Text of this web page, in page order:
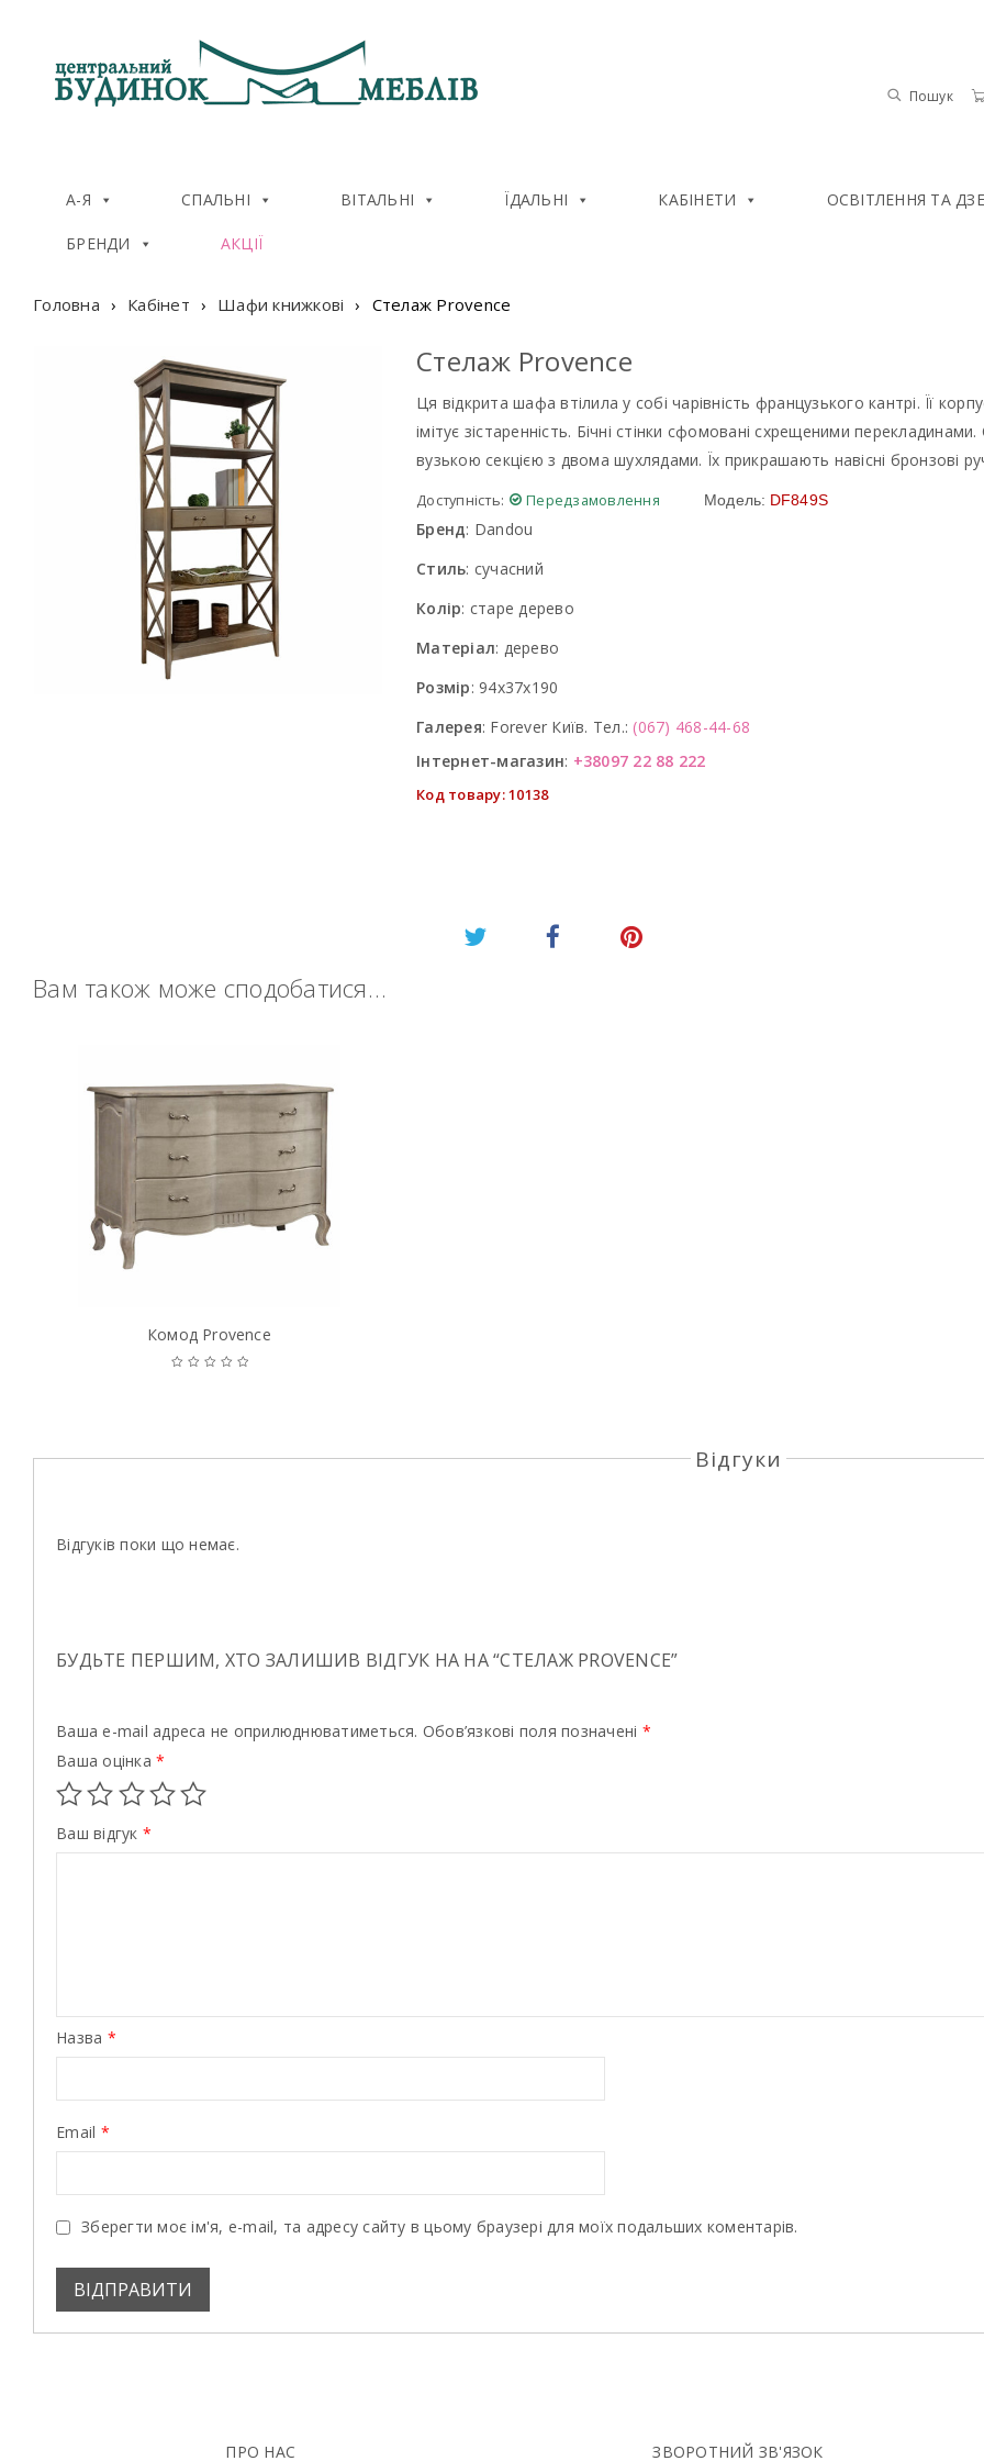
Пошук
А-Я СПАЛЬНІ ВІТАЛЬНІ ЇДАЛЬНІ КАБІНЕТИ ОСВІТЛЕННЯ ТА
БРЕНДИ АКЦІЇ
Головна › Кабінет › Шафи книжкові › Стелаж Provence
Стелаж Provence
Ця відкрита шафа втілила у собі чарівність французького кантрі. Її
імітує зістаренність. Бічні стінки сфомовані схрещеними
вузькою секцією з двома шухлядами. Їх прикрашають навісні бронзові
Доступність: Передзамовлення Модель: DF849S
Бренд: Dandou
Стиль: сучасний
Колір: старе дерево
Матеріал: дерево
Розмір: 94x37x190
Галерея: Forever Київ. Тел.: (067) 468-44-68
Інтернет-магазин: +38097 22 88 222
Код товару: 10138
Вам також може сподобатися…
Комод Provence
Відгуки
Відгуків поки що немає.
БУДЬТЕ ПЕРШИМ, ХТО ЗАЛИШИВ ВІДГУК НА НА “СТЕЛАЖ PROVENCE”
Ваша e-mail адреса не оприлюднюватиметься. Обов’язкові поля позначені *
Ваша оцінка *
Ваш відгук *
Назва *
Email *
Зберегти моє ім'я, e-mail, та адресу сайту в цьому браузері для моїх подальших коментарів.
ПРО НАС ЗВОРОТНИЙ ЗВ'ЯЗОК